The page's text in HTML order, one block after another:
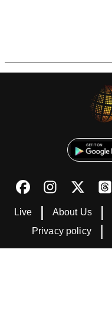
Live About Us
Privacy policy